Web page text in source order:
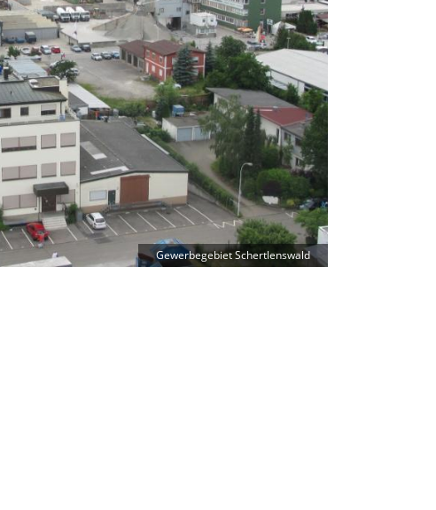
Gewerbegebiet Schertlenswald